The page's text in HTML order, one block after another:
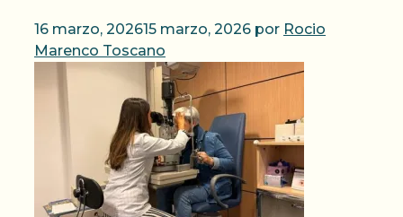
16 marzo, 202615 marzo, 2026 por Rocio
Marenco Toscano